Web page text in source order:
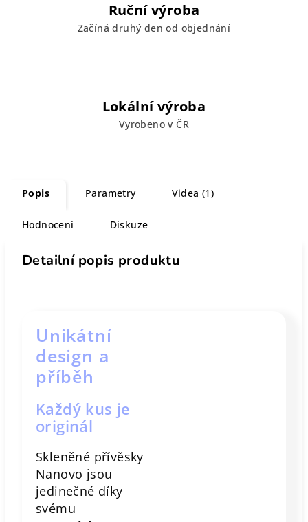
Ruční výroba
Začíná druhý den od objednání
Lokální výroba
Vyrobeno v ČR
Popis Parametry Videa (1)
Hodnocení Diskuze
Detailní popis produktu
Unikátní
design a
příběh
Každý kus je
originál
Skleněné přívěsky
Nanovo jsou
jedinečné díky
svému